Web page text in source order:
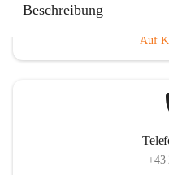
Beschreibung
Auf
+43